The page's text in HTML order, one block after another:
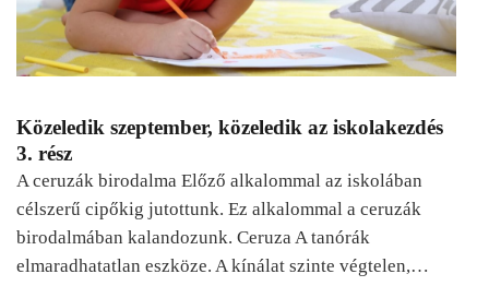
Közeledik szeptember, közeledik az iskolakezdés
3. rész
A ceruzák birodalma Előző alkalommal az iskolában
célszerű cipőkig jutottunk. Ez alkalommal a ceruzák
birodalmában kalandozunk. Ceruza A tanórák
elmaradhatatlan eszköze. A kínálat szinte végtelen,…